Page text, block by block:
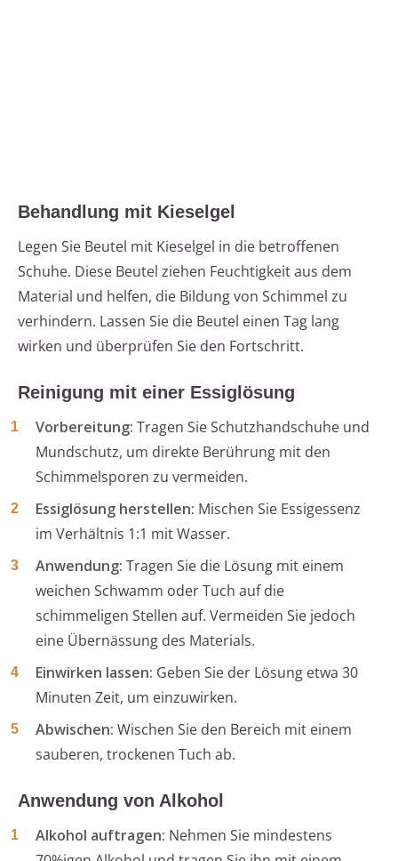
Behandlung mit Kieselgel
Legen Sie Beutel mit Kieselgel in die betroffenen
Schuhe. Diese Beutel ziehen Feuchtigkeit aus dem
Material und helfen, die Bildung von Schimmel zu
verhindern. Lassen Sie die Beutel einen Tag lang
wirken und überprüfen Sie den Fortschritt.
Reinigung mit einer Essiglösung
Vorbereitung: Tragen Sie Schutzhandschuhe und
Mundschutz, um direkte Berührung mit den
Schimmelsporen zu vermeiden.
Essiglösung herstellen: Mischen Sie Essigessenz
im Verhältnis 1:1 mit Wasser.
Anwendung: Tragen Sie die Lösung mit einem
weichen Schwamm oder Tuch auf die
schimmeligen Stellen auf. Vermeiden Sie jedoch
eine Übernässung des Materials.
Einwirken lassen: Geben Sie der Lösung etwa 30
Minuten Zeit, um einzuwirken.
Abwischen: Wischen Sie den Bereich mit einem
sauberen, trockenen Tuch ab.
Anwendung von Alkohol
Alkohol auftragen: Nehmen Sie mindestens